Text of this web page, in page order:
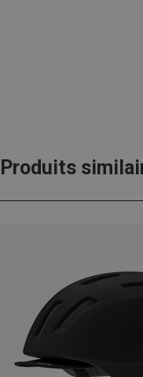
Produits